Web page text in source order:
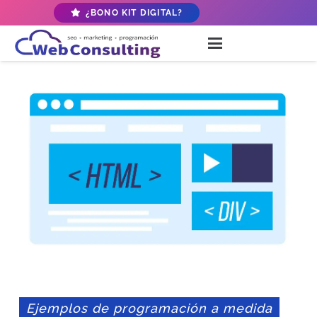
¿BONO KIT DIGITAL?
Ejemplos de programación a medida